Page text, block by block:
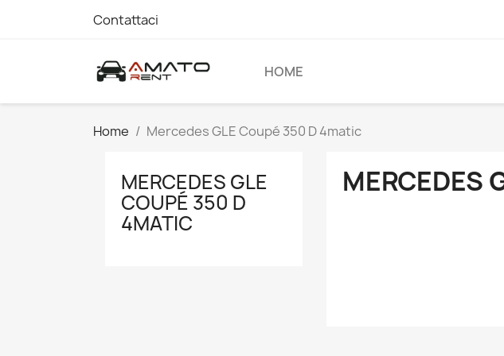
Contattaci
HOME
Home Mercedes GLE Coupé 350 D 4matic
MERCEDES GLE
COUPÉ 350 D
4MATIC
MERCEDES